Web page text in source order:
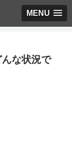
MENU
な状況で